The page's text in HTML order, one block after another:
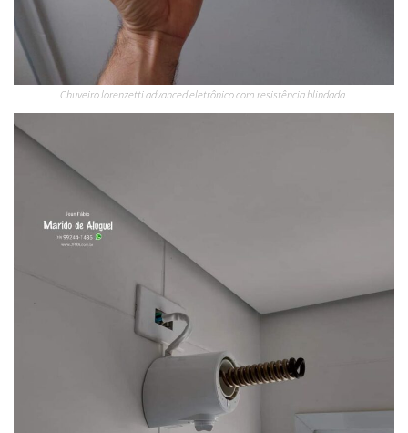
Chuveiro lorenzetti advanced eletrônico com resistência blindada.